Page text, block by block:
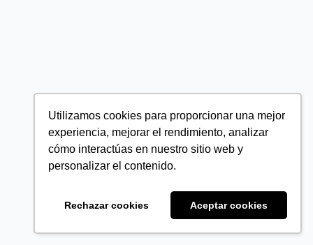
Utilizamos cookies para proporcionar una mejor
experiencia, mejorar el rendimiento, analizar
cómo interactúas en nuestro sitio web y
personalizar el contenido.
Rechazar cookies Aceptar cookies